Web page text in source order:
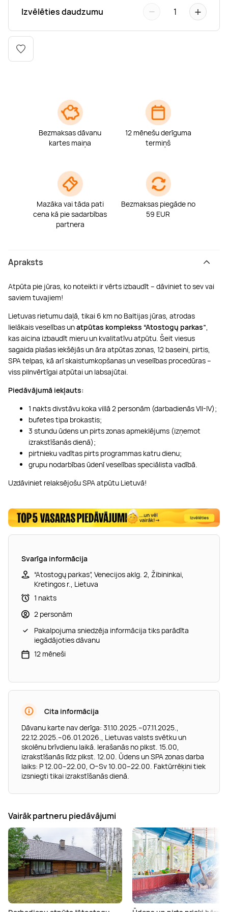
Piedzīvojumu parki
Procedūras vīriešiem
Izvēlēties daudzumu − 1 +
Bezmaksas dāvanu
kartes maiņa
12 mēnešu derīguma
termiņš
Mazāka vai tāda pati
cena kā pie sadarbības
partnera
Bezmaksas piegāde no
59 EUR
Apraksts
Atpūta pie jūras, ko noteikti ir vērts izbaudīt – dāviniet to sev vai
saviem tuvajiem!
Lietuvas rietumu daļā, tikai 6 km no Baltijas jūras, atrodas
lielākais veselības unatpūtas komplekss “Atostogų parkas”,
kas aicina izbaudīt mieru un kvalitatīvu atpūtu. Šeit viesus
sagaida plašas iekšējās un āra atpūtas zonas, 12 baseini, pirtis,
SPA telpas, kā arī skaistumkopšanas un veselības procedūras –
viss pilnvērtīgai atpūtai un labsajūtai.
Piedāvājumā iekļauts:
1 nakts divstāvu koka villā 2 personām (darbadienās VII-IV);
bufetes tipa brokastis;
3 stundu ūdens un pirts zonas apmeklējums (izņemot
izrakstīšanās dienā);
pirtnieku vadītas pirts programmas katru dienu;
grupu nodarbības ūdenī veselības speciālista vadībā.
Uzdāviniet relaksējošu SPA atpūtu Lietuvā!
Svarīga informācija
“Atostogų parkas”, Venecijos aklg. 2, Žibininkai,
Kretingos r., Lietuva
1 nakts
2 personām
Pakalpojuma sniedzēja informācija tiks parādīta
iegādājoties dāvanu
12 mēneši
Cita informācija
Dāvanu karte nav derīga: 31.10.2025.–07.11.2025.,
22.12.2025.–06.01.2026., Lietuvas valsts svētku un
skolēnu brīvdienu laikā. Ierašanās no plkst. 15.00,
izrakstīšanās līdz plkst. 12.00. Ūdens un SPA zonas darba
laiks: P 12.00–22.00, O–Sv 10.00–22.00. Faktūrrēķini tiek
izsniegti tikai izrakstīšanās dienā.
Vairāk partneru piedāvājumi